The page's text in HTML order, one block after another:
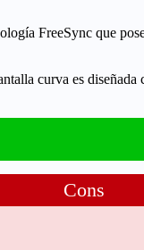
FreeSync que
curva es
Cons